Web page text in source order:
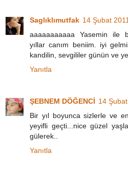
Saglıklımutfak 14 Şubat
aaaaaaaaaaa Yasemin ile
yıllar canım beniim. iyi
kandilin, sevgililer günün ve
Yanıtla
ŞEBNEM DÖĞENCİ 14
Bir yıl boyunca sizlerle ve
yeyifli geçti...nice güzel
gülerek..
Yanıtla